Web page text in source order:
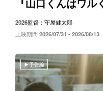
『山口くんはワル
2026監督：守屋健太郎
上映期間 2026/07/31 - 2026/08/13
予告編